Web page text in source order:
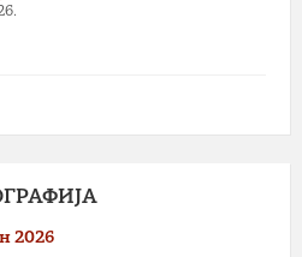
2026